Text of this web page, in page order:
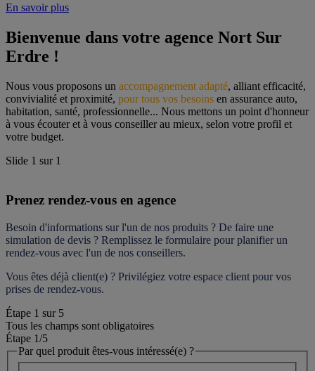
En savoir plus
Bienvenue dans votre agence Nort Sur
Erdre !
Nous vous proposons un accompagnement adapté, alliant efficacité,
convivialité et proximité, pour tous vos besoins en assurance auto,
habitation, santé, professionnelle... Nous mettons un point d'honneur
à vous écouter et à vous conseiller au mieux, selon votre profil et
votre budget.
Slide 1 sur 1
Prenez rendez-vous en agence
Besoin d'informations sur l'un de nos produits ? De faire une
simulation de devis ? Remplissez le formulaire pour planifier un
rendez-vous avec l'un de nos conseillers.
Vous êtes déjà client(e) ? Privilégiez votre espace client pour vos
prises de rendez-vous.
Étape 1 sur 5
Tous les champs sont obligatoires
Étape 1/5
Par quel produit êtes-vous intéressé(e) ?